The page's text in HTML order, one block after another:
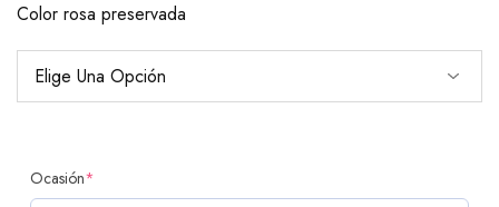
Color rosa preservada
Ocasión*